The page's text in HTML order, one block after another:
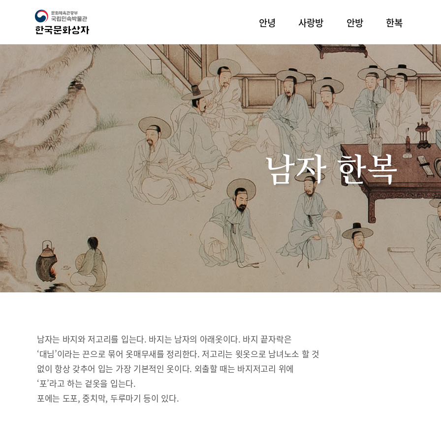
안녕 사랑방 안방 한복
남자 한복
남자는 바지와 저고리를 입는다. 바지는 남자의 아래옷이다. 바지 끝자락은
‘대님’이라는 끈으로 묶어 옷매무새를 정리한다. 저고리는 윗옷으로 남녀노소 할 것
없이 항상 갖추어 입는 가장 기본적인 옷이다. 외출할 때는 바지저고리 위에
‘포’라고 하는 겉옷을 입는다.
포에는 도포, 중치막, 두루마기 등이 있다.